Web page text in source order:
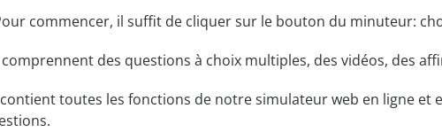
commencer, il suffit de cliquer sur le bouton du minuteur:
comprennent des questions à choix multiples, des vidéos, des
contient toutes les fonctions de notre simulateur web en ligne